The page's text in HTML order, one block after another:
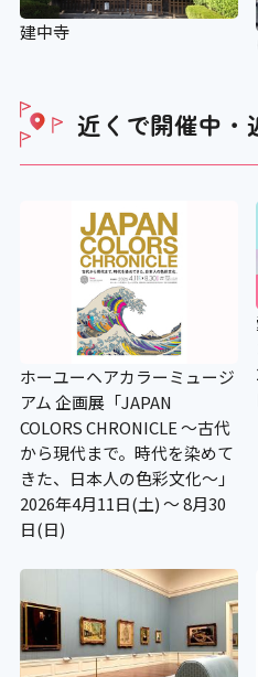
建中寺
近くで開催中・
ホーユーヘアカラーミュージ
アム 企画展「JAPAN
COLORS CHRONICLE ～古代
から現代まで。時代を染めて
きた、日本人の色彩文化～」
2026年4月11日(土) ～ 8月30
日(日)